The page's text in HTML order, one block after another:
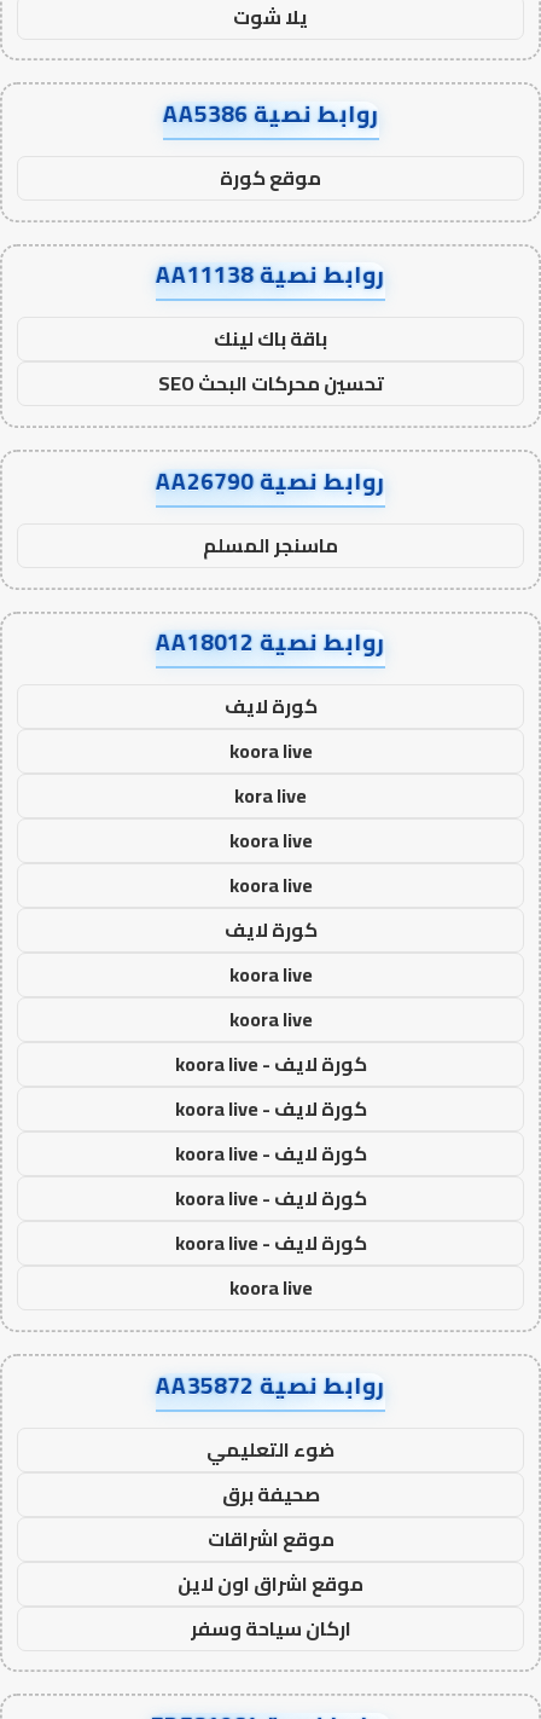
يلا شوت
روابط نصية AA5386
موقع كورة
روابط نصية AA11138
باقة باك لينك
تحسين محركات البحث SEO
روابط نصية AA26790
ماسنجر المسلم
روابط نصية AA18012
كورة لايف
koora live
kora live
koora live
koora live
كورة لايف
koora live
koora live
كورة لايف - koora live
كورة لايف - koora live
كورة لايف - koora live
كورة لايف - koora live
كورة لايف - koora live
koora live
روابط نصية AA35872
ضوء التعليمي
صحيفة برق
موقع اشراقات
موقع اشراق اون لاين
اركان سياحة وسفر